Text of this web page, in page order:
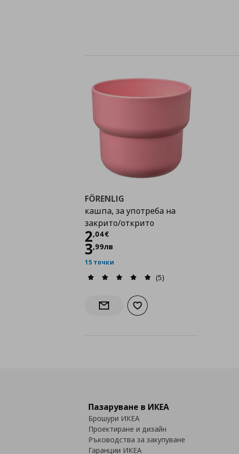
FÖRENLIG
кашпа, за употреба на
закрито/открито
2,04€
Цена
3,99лв
15 точки
(5)
Информирай ме за наличност
Добави към списъка с любими
Пазаруване в ИКЕА
Брошури ИКЕА
Проектиране и дизайн
Ръководства за закупуване
Гаранции ИКЕА